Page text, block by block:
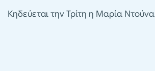
Κηδεύεται την Τρίτη η Μαρία Ντούνα